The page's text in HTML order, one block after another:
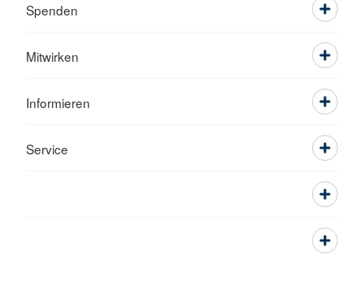
Spenden
Mitwirken
Informieren
Service